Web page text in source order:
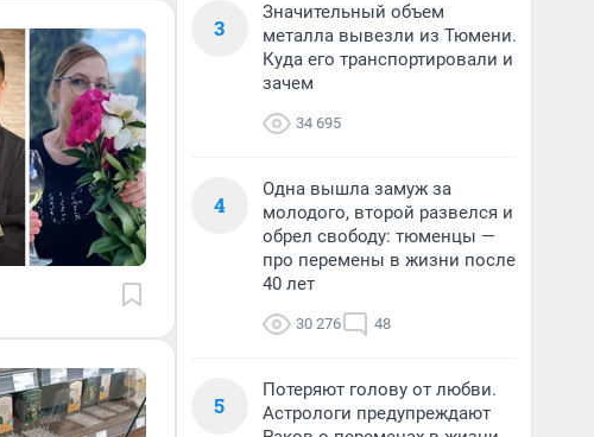
3
Значительный объем
металла вывезли из Тюмени.
Куда его транспортировали и
зачем
34 695
4
Одна вышла замуж за
молодого, второй развелся и
обрел свободу: тюменцы —
про перемены в жизни после
40 лет
30 276 48
5
Потеряют голову от любви.
Астрологи предупреждают